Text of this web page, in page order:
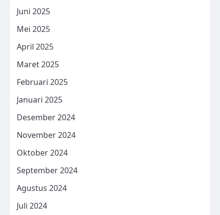
Juni 2025
Mei 2025
April 2025
Maret 2025
Februari 2025
Januari 2025
Desember 2024
November 2024
Oktober 2024
September 2024
Agustus 2024
Juli 2024